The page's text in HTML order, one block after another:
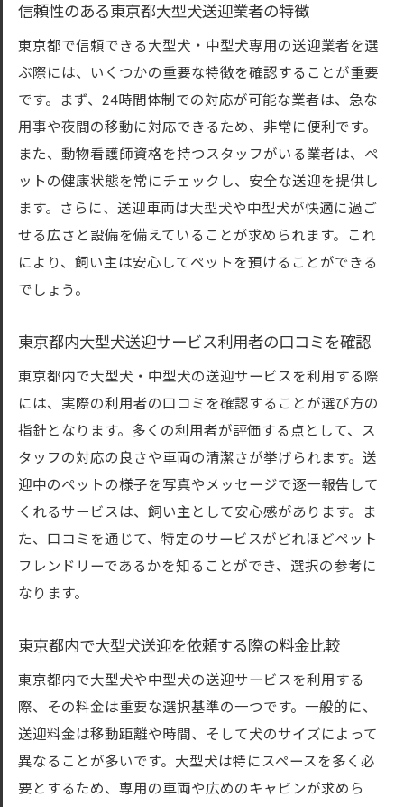
安心の中型犬送迎サービス東京都内での選び方
東京都で中型犬送迎サービス選択の基準
東京都内で信頼される中型犬送迎業者とは
東京都で中型犬送迎に適した車両の選び方
東京都内中型犬送迎サービスの料金プラン
東京都で中型犬送迎を利用する際の要注意
事項
大型犬送迎東京都で注目すべき技術とサービス
進化
東京都内での大型犬送迎における技術的安
全性
東京都の大型犬送迎サービスにおける独自
の特徴
東京都内大型犬送迎の最新情報
東京都内大型犬中型犬送迎で快適な移動を実現
する方法
両選び
東京都内での大型犬中型犬送迎のスムーズ
な予約法
大型犬中型犬送迎東京都での移動の工夫
東京都で大型犬中型犬をストレスフリーで
送迎する秘訣
信頼性のある東京都大型犬送迎業者の特徴
東京都で信頼できる大型犬・中型犬専用の送迎業者を選
ぶ際には、いくつかの重要な特徴を確認することが重要
です。まず、24時間体制での対応が可能な業者は、急な
用事や夜間の移動に対応できるため、非常に便利です。
また、動物看護師資格を持つスタッフがいる業者は、ペ
ットの健康状態を常にチェックし、安全な送迎を提供し
ます。さらに、送迎車両は大型犬や中型犬が快適に過ご
せる広さと設備を備えていることが求められます。これ
により、飼い主は安心してペットを預けることができる
でしょう。
東京都内大型犬送迎サービス利用者の口コミを確認
東京都内で大型犬・中型犬の送迎サービスを利用する際
には、実際の利用者の口コミを確認することが選び方の
指針となります。多くの利用者が評価する点として、ス
タッフの対応の良さや車両の清潔さが挙げられます。送
迎中のペットの様子を写真やメッセージで逐一報告して
くれるサービスは、飼い主として安心感があります。ま
た、口コミを通じて、特定のサービスがどれほどペット
フレンドリーであるかを知ることができ、選択の参考に
なります。
東京都内で大型犬送迎を依頼する際の料金比較
東京都内で大型犬や中型犬の送迎サービスを利用する
際、その料金は重要な選択基準の一つです。一般的に、
送迎料金は移動距離や時間、そして犬のサイズによって
異なることが多いです。大型犬は特にスペースを多く必
要とするため、専用の車両や広めのキャビンが求めら